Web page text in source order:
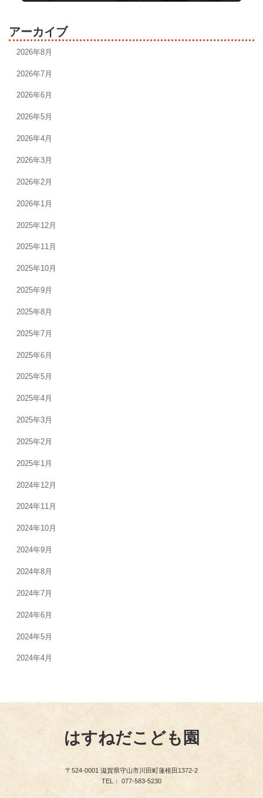
アーカイブ
2026年8月
2026年7月
2026年6月
2026年5月
2026年4月
2026年3月
2026年2月
2026年1月
2025年12月
2025年11月
2025年10月
2025年9月
2025年8月
2025年7月
2025年6月
2025年5月
2025年4月
2025年3月
2025年2月
2025年1月
2024年12月
2024年11月
2024年10月
2024年9月
2024年8月
2024年7月
2024年6月
2024年5月
2024年4月
はすねだこども園
〒524-0001 滋賀県守山市川田町蓮根田1372-2
TEL： 077-583-5230